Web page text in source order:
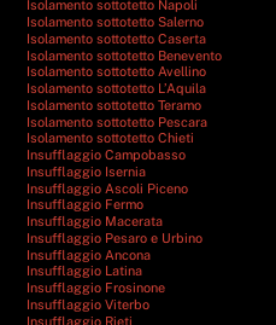
Isolamento sottotetto Napoli
Isolamento sottotetto Salerno
Isolamento sottotetto Caserta
Isolamento sottotetto Benevento
Isolamento sottotetto Avellino
Isolamento sottotetto L’Aquila
Isolamento sottotetto Teramo
Isolamento sottotetto Pescara
Isolamento sottotetto Chieti
Insufflaggio Campobasso
Insufflaggio Isernia
Insufflaggio Ascoli Piceno
Insufflaggio Fermo
Insufflaggio Macerata
Insufflaggio Pesaro e Urbino
Insufflaggio Ancona
Insufflaggio Latina
Insufflaggio Frosinone
Insufflaggio Viterbo
Insufflaggio Rieti